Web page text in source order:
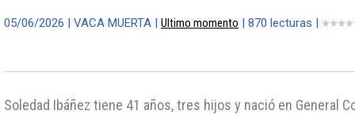
05/06/2026 | VACA MUERTA | Ultimo momento | 870 lecturas |
Soledad Ibáñez tiene 41 años, tres hijos y nació en General